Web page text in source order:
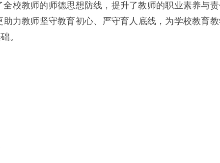
校教师的师德思想防线，提升了教师的职业素养与
力教师坚守教育初心、严守育人底线，为学校教育
。